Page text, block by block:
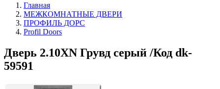
Главная
МЕЖКОМНАТНЫЕ ДВЕРИ
ПРОФИЛЬ ДОРС
Profil Doors
Дверь 2.10ХN Грувд серый /Код dk-
59591